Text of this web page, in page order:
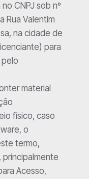
CNPJ sob nº
Rua Valentim
na cidade de
para
material
físico, caso
o
termo,
Acesso,